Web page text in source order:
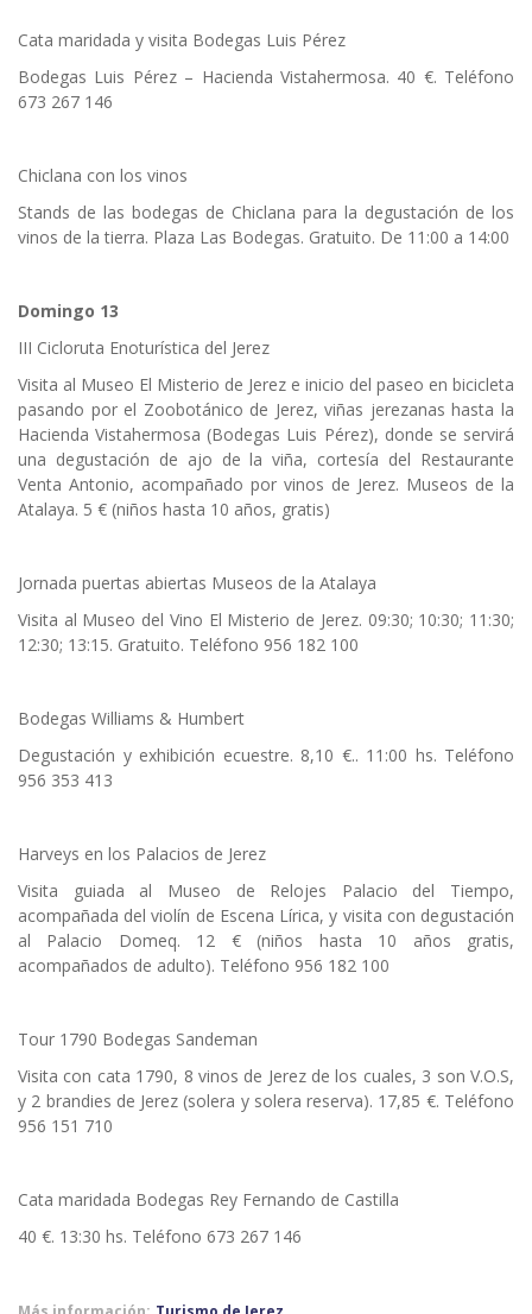
Cata maridada y visita Bodegas Luis Pérez
Bodegas Luis Pérez – Hacienda Vistahermosa. 40 €. Teléfono
673 267 146
Chiclana con los vinos
Stands de las bodegas de Chiclana para la degustación de los
vinos de la tierra. Plaza Las Bodegas. Gratuito. De 11:00 a 14:00
Domingo 13
III Cicloruta Enoturística del Jerez
Visita al Museo El Misterio de Jerez e inicio del paseo en bicicleta
pasando por el Zoobotánico de Jerez, viñas jerezanas hasta la
Hacienda Vistahermosa (Bodegas Luis Pérez), donde se servirá
una degustación de ajo de la viña, cortesía del Restaurante
Venta Antonio, acompañado por vinos de Jerez. Museos de la
Atalaya. 5 € (niños hasta 10 años, gratis)
Jornada puertas abiertas Museos de la Atalaya
Visita al Museo del Vino El Misterio de Jerez. 09:30; 10:30; 11:30;
12:30; 13:15. Gratuito. Teléfono 956 182 100
Bodegas Williams & Humbert
Degustación y exhibición ecuestre. 8,10 €.. 11:00 hs. Teléfono
956 353 413
Harveys en los Palacios de Jerez
Visita guiada al Museo de Relojes Palacio del Tiempo,
acompañada del violín de Escena Lírica, y visita con degustación
al Palacio Domeq. 12 € (niños hasta 10 años gratis,
acompañados de adulto). Teléfono 956 182 100
Tour 1790 Bodegas Sandeman
Visita con cata 1790, 8 vinos de Jerez de los cuales, 3 son V.O.S,
y 2 brandies de Jerez (solera y solera reserva). 17,85 €. Teléfono
956 151 710
Cata maridada Bodegas Rey Fernando de Castilla
40 €. 13:30 hs. Teléfono 673 267 146